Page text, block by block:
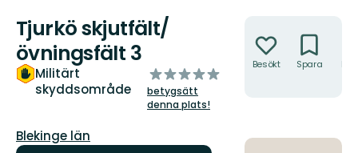
Tjurkö skjutfält/
övningsfält 3
Militärt
skyddsområde
av
5
stjärnor
betygsätt
denna plats!
Län:
Blekinge län
Besökt Spara